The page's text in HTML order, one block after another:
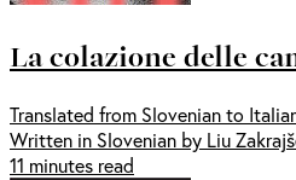
La colazione delle
Translated from Slovenian to
Written in Slovenian by Liu
11 minutes read